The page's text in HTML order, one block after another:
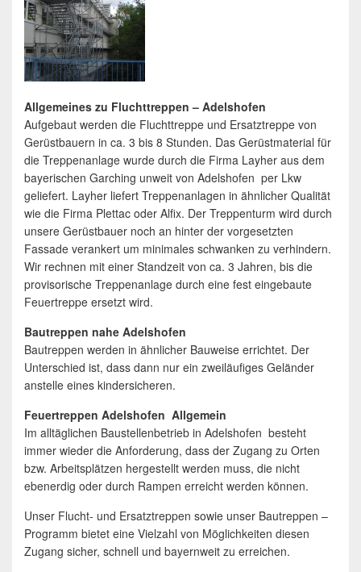
Allgemeines zu Fluchttreppen – Adelshofen
Aufgebaut werden die Fluchttreppe und Ersatztreppe von
Gerüstbauern in ca. 3 bis 8 Stunden. Das Gerüstmaterial für
die Treppenanlage wurde durch die Firma Layher aus dem
bayerischen Garching unweit von Adelshofen per Lkw
geliefert. Layher liefert Treppenanlagen in ähnlicher Qualität
wie die Firma Plettac oder Alfix. Der Treppenturm wird durch
unsere Gerüstbauer noch an hinter der vorgesetzten
Fassade verankert um minimales schwanken zu verhindern.
Wir rechnen mit einer Standzeit von ca. 3 Jahren, bis die
provisorische Treppenanlage durch eine fest eingebaute
Feuertreppe ersetzt wird.
Bautreppen nahe Adelshofen
Bautreppen werden in ähnlicher Bauweise errichtet. Der
Unterschied ist, dass dann nur ein zweiläufiges Geländer
anstelle eines kindersicheren.
Feuertreppen Adelshofen Allgemein
Im alltäglichen Baustellenbetrieb in Adelshofen besteht
immer wieder die Anforderung, dass der Zugang zu Orten
bzw. Arbeitsplätzen hergestellt werden muss, die nicht
ebenerdig oder durch Rampen erreicht werden können.
Unser Flucht- und Ersatztreppen sowie unser Bautreppen –
Programm bietet eine Vielzahl von Möglichkeiten diesen
Zugang sicher, schnell und bayernweit zu erreichen.